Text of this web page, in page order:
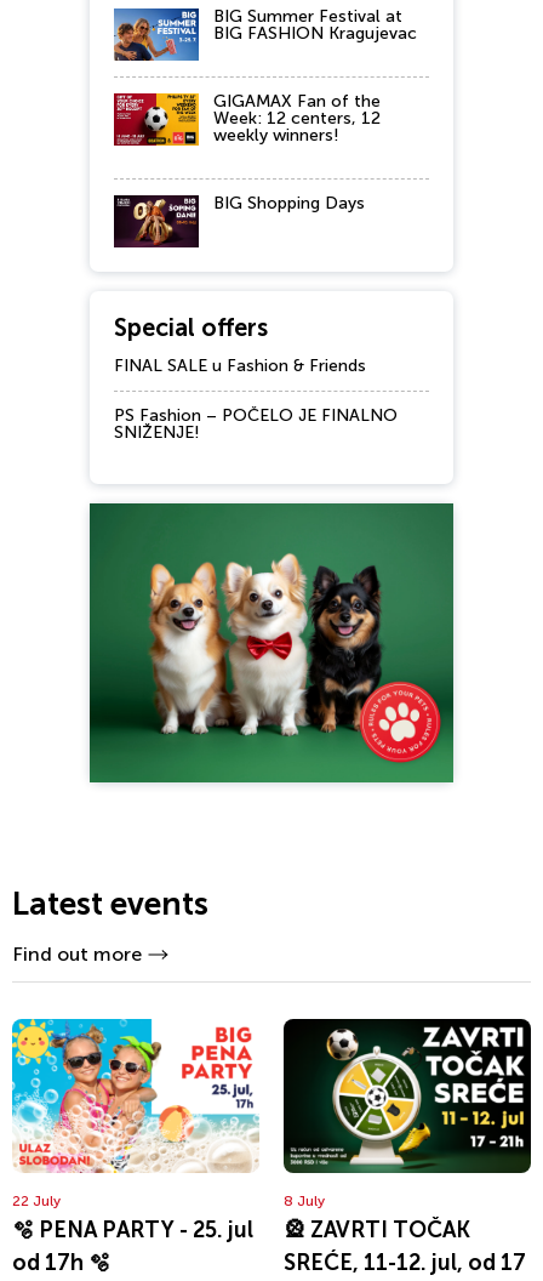
BIG Summer Festival at
BIG FASHION Kragujevac
GIGAMAX Fan of the
Week: 12 centers, 12
weekly winners!
BIG Shopping Days
Special offers
FINAL SALE u Fashion & Friends
PS Fashion – POČELO JE FINALNO
SNIŽENJE!
Latest events
Find out more
22 July
🫧 PENA PARTY - 25. jul
od 17h 🫧
8 July
🎡 ZAVRTI TOČAK
SREĆE, 11-12. jul, od 17